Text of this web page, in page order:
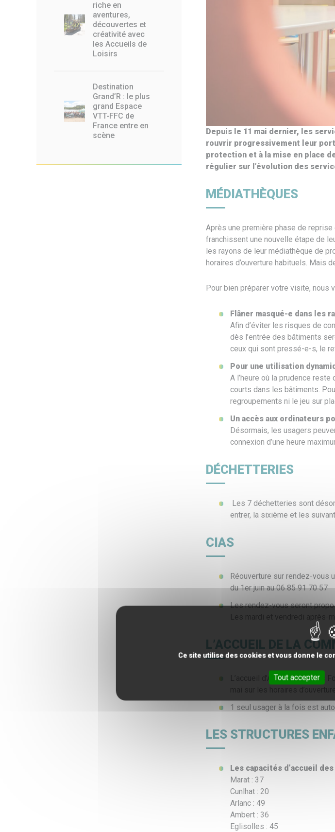
Depuis le 11 mai dernier, les
rouvrir progressivement leur
protection et à la mise en place
régulier sur l’évolution des
MÉDIATHÈQUES
Après une première phase de
franchissent une nouvelle étape de
les rayons de leur médiathèque de
horaires d’ouverture habituels. Mais
Pour bien préparer votre visite,
Flâner masqué-e dans les
Afin d’éviter les risques de
dès l’entrée des bâtiments
ceux qui sont pressé-e-s, le
Pour une utilisation
A l’heure où la prudence
courts dans les bâtiments.
regroupements ni le jeu sur
Un accès aux ordinateurs
Désormais, les usagers
connexion d’une heure
DÉCHETTERIES
Les 7 déchetteries sont
entrer, la sixième et les
CIAS
Réouverture sur rendez-vous
du 1er juin au 06 85 91 70 57
Les rendez-vous seront
L’ACCUEIL DE LA
L’accueil d’Ambert
mai sur les horaires
1 seul usager à la fois est
LES STRUCTURES
Les capacités d’accueil
Marat : 37
Cunlhat : 20
Arlanc : 49
Ambert : 36
Eglisolles : 45
riche en
aventures,
découvertes et
créativité avec
les Accueils de
Loisirs
Destination
Grand’R : le plus
grand Espace
VTT-FFC de
France entre en
scène
Ce site utilise des cookies et vous donne le
Tout accepter